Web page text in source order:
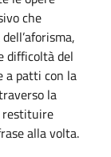
che
difficoltà del
a patti con la
la
restituire
alla volta.